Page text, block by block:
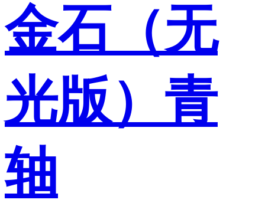
金石（无
光版）青
轴